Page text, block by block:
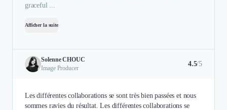
graceful ...
Afficher la suite
Solenne CHOUC
Image Producer
4.5/5
Les différentes collaborations se sont très bien passées et nous
sommes ravies du résultat. Les différentes collaborations se